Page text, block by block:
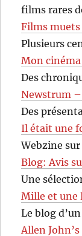
films rares
Films
Plusieurs
Mon
Des
Newstrum
Des
Il était une
Webzine
Blog: Avis
Une
Mille et une
Le blog
Allen